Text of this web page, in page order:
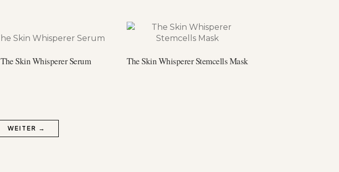
The Skin Whisperer Serum The Skin Whisperer Stemcells Mask
WEITER →